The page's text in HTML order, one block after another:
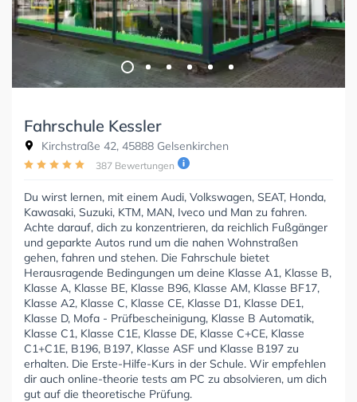
Fahrschule Kessler
Kirchstraße 42, 45888 Gelsenkirchen
387 Bewertungen
Du wirst lernen, mit einem Audi, Volkswagen, SEAT, Honda,
Kawasaki, Suzuki, KTM, MAN, Iveco und Man zu fahren.
Achte darauf, dich zu konzentrieren, da reichlich Fußgänger
und geparkte Autos rund um die nahen Wohnstraßen
gehen, fahren und stehen. Die Fahrschule bietet
Herausragende Bedingungen um deine Klasse A1, Klasse B,
Klasse A, Klasse BE, Klasse B96, Klasse AM, Klasse BF17,
Klasse A2, Klasse C, Klasse CE, Klasse D1, Klasse DE1,
Klasse D, Mofa - Prüfbescheinigung, Klasse B Automatik,
Klasse C1, Klasse C1E, Klasse DE, Klasse C+CE, Klasse
C1+C1E, B196, B197, Klasse ASF und Klasse B197 zu
erhalten. Die Erste-Hilfe-Kurs in der Schule. Wir empfehlen
dir auch online-theorie tests am PC zu absolvieren, um dich
gut auf die theoretische Prüfung.